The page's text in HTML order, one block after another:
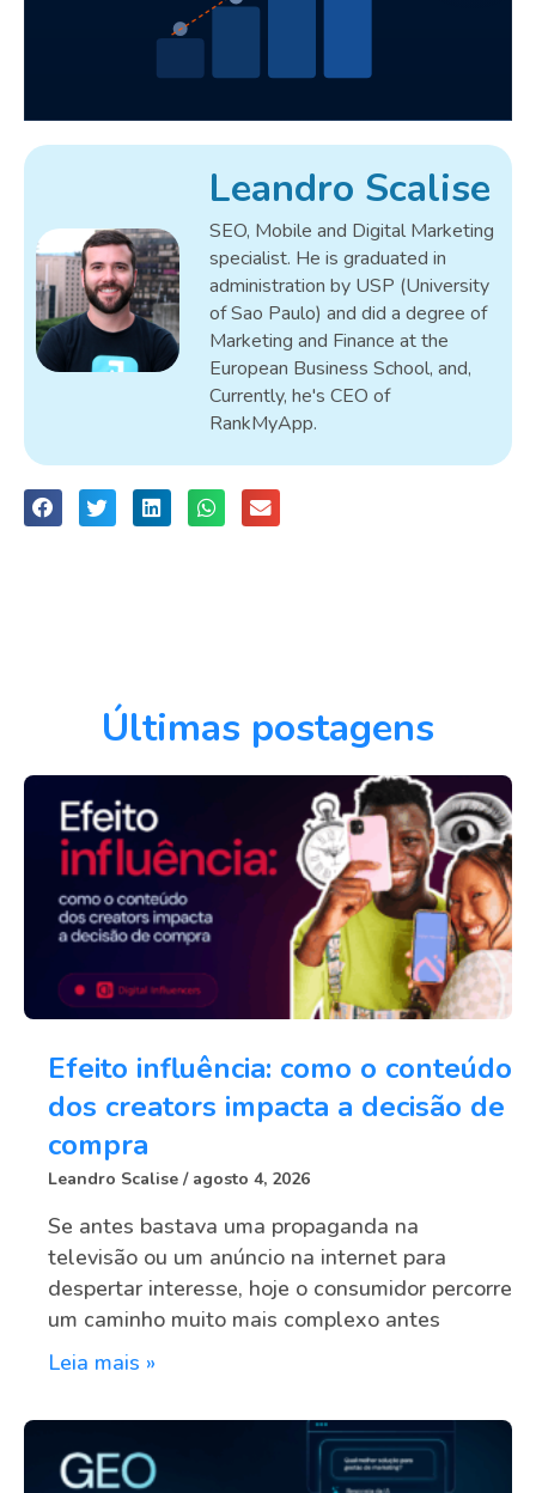
Leandro Scalise
SEO, Mobile and Digital Marketing
specialist. He is graduated in
administration by USP (University
of Sao Paulo) and did a degree of
Marketing and Finance at the
European Business School, and,
Currently, he's CEO of
RankMyApp.
Últimas postagens
Efeito influência: como o conteúdo
dos creators impacta a decisão de
compra
Leandro Scalise agosto 4, 2026
Se antes bastava uma propaganda na
televisão ou um anúncio na internet para
despertar interesse, hoje o consumidor percorre
um caminho muito mais complexo antes
Leia mais »